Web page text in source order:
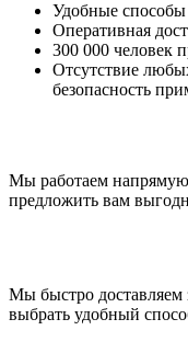
Удобные
Оперативная
300 000 человек
Отсутствие
безопасность
Мы работаем
предложить вам
Мы быстро доставляем
выбрать удобный